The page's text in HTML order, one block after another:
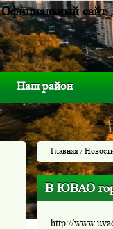
Официальный сайт
Наш район
Главная /
В ЮВАО
http://